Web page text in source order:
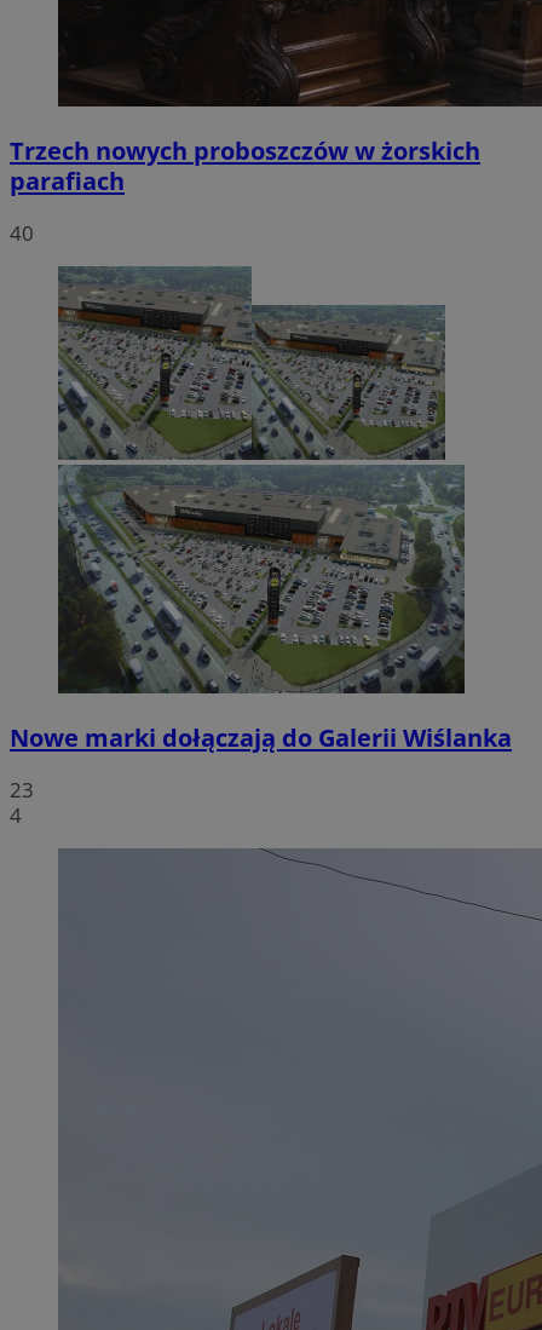
Trzech nowych proboszczów w żorskich
parafiach
40
Nowe marki dołączają do Galerii Wiślanka
23
4